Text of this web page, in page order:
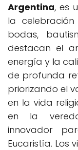
Argentina, es
la
bodas,
destacan el
energía y la
de profunda
priorizando el
en la vida
en la
innovador
Eucaristía. Los